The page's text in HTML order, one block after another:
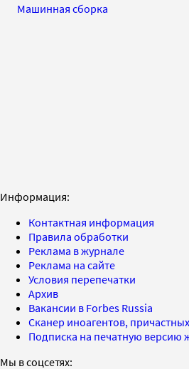
Машинная сборка
Информация:
Контактная информация
Правила обработки
Реклама в журнале
Реклама на сайте
Условия перепечатки
Архив
Вакансии в Forbes Russia
Сканер иноагентов,
Подписка на печатную версию
Мы в соцсетях: